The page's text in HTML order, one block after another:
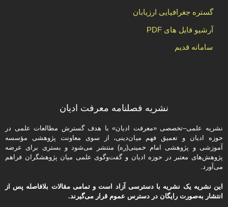
گستره جغرافیایی ارزیابان
آرشیو فایل های PDF
سامانه قدیم
نشریه فصلنامه معرفت ادیان
نشریه علمی–تخصصی «معرفت ادیان» با هدف گسترش مطالعات علمی در
حوزه ادیان و تعمیق فهم میان‌دینی، از سوی معاونت پژوهشی مؤسسه
آموزشی و پژوهشی امام خمینی(ره) منتشر می‌شود و بستری برای عرضه
پژوهش‌های معتبر در حوزه ادیان و گفت‌وگوی علمی میان پژوهشگران فراهم
می‌آورد.
این نشریه یک نشریه با دسترسی آزاد است و تمامی مقالات بلافاصله پس از
انتشار به‌صورت رایگان در دسترس عموم قرار می‌گیرند.